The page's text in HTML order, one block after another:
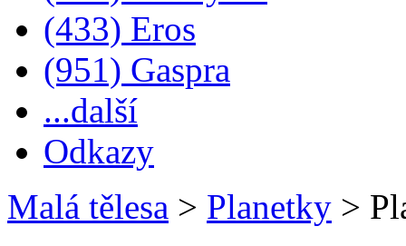
(433) Eros
(951) Gaspra
...další
Odkazy
Malá tělesa > Planetky >